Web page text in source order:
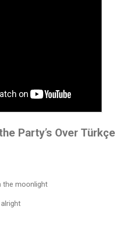
Party’s Over Türkçe
the moonlight